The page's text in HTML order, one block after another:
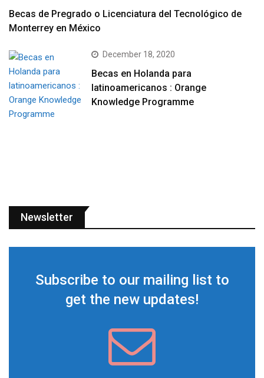
Becas de Pregrado o Licenciatura del Tecnológico de
Monterrey en México
December 18, 2020
Becas en Holanda para
latinoamericanos : Orange
Knowledge Programme
Newsletter
Subscribe to our mailing list to
get the new updates!